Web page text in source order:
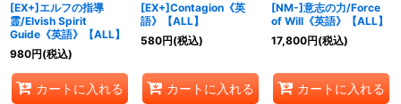
[EX+]エルフの指導
霊/Elvish Spirit
Guide《英語》【ALL】
980円(税込)
カートに入れる
[EX+]Contagion《英
語》【ALL】
580円(税込)
カートに入れる
[NM-]意志の力/Force
of Will《英語》【ALL】
17,800円(税込)
カートに入れる